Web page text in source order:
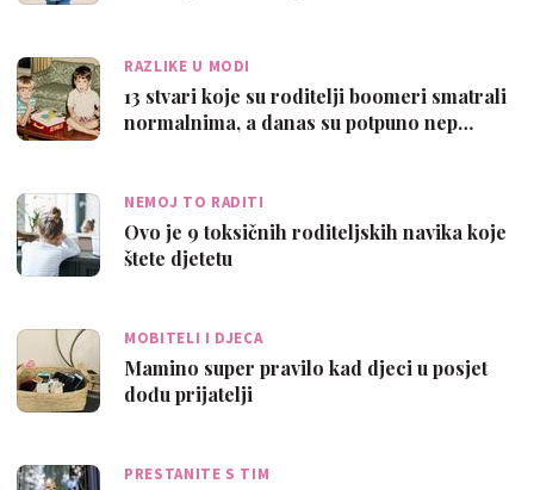
RAZLIKE U MODI
13 stvari koje su roditelji boomeri smatrali
normalnima, a danas su potpuno nep…
NEMOJ TO RADITI
Ovo je 9 toksičnih roditeljskih navika koje
štete djetetu
MOBITELI I DJECA
Mamino super pravilo kad djeci u posjet
dođu prijatelji
PRESTANITE S TIM